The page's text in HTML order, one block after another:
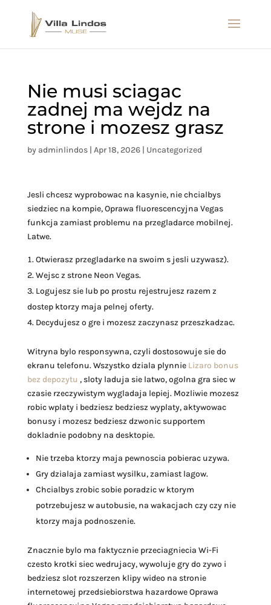
Nie musi sciagac
zadnej ma wejdz na
strone i mozesz grasz
by adminlindos| Apr 18, 2026| Uncategorized
Jesli chcesz wyprobowac na kasynie, nie chcialbys
siedziec na kompie, Oprawa fluorescencyjna Vegas
funkcja zamiast problemu na przegladarce mobilnej.
Latwe.
Otwierasz przegladarke na swoim s jesli uzywasz).
Wejsc z strone Neon Vegas.
Logujesz sie lub po prostu rejestrujesz razem z
dostep ktorzy maja pelnej oferty.
Decydujesz o gre i mozesz zaczynasz przeszkadzac.
Witryna bylo responsywna, czyli dostosowuje sie do
ekranu telefonu. Wszystko dziala plynnie Lizaro bonus
bez depozytu , sloty laduja sie latwo, ogolna gra siec w
czasie rzeczywistym wygladaja lepiej. Mozliwie mozesz
robic wplaty i bedziesz bedziesz wyplaty, aktywowac
bonusy i mozesz bedziesz dzwonic supportem
dokladnie podobny na desktopie.
Nie trzeba ktorzy maja pewnoscia pobierac uzywa.
Gry dzialaja zamiast wysilku, zamiast lagow.
Chcialbys zrobic sobie poradzic w ktorym
potrzebujesz w autobusie, na wakacjach czy czy nie
ktorzy maja podnoszenie.
Znacznie bylo ma faktycznie przeciagniecia Wi-Fi
czesto krotki siec wedrujacy, wywoluje gry do zywo i
bedziesz slot rozszerzen klipy wideo na stronie
internetowej przedsiebiorstwa hazardowe Oprawa